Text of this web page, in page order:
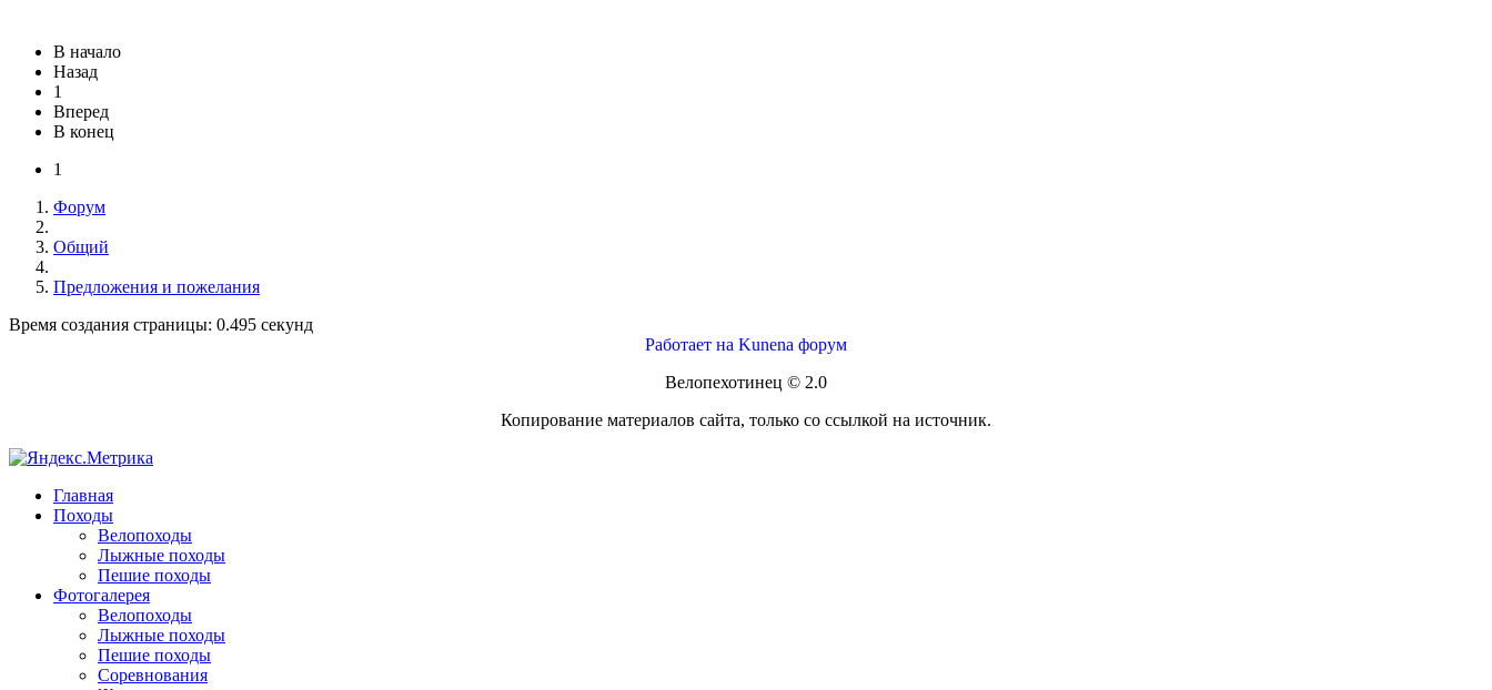
В начало
Назад
1
Вперед
В конец
1
Форум
Общий
Предложения и пожелания
Время создания страницы: 0.495 секунд
Работает на Kunena форум
Велопехотинец © 2.0
Копирование материалов сайта, только со ссылкой на источник.
Главная
Походы
Велопоходы
Лыжные походы
Пешие походы
Фотогалерея
Велопоходы
Лыжные походы
Пешие походы
Соревнования